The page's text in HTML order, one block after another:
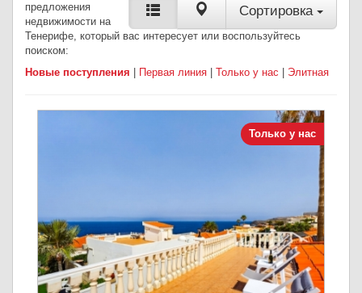
Сортировка
предложения
недвижимости на
Тенерифе, который вас интересует или воспользуйтесь
поиском:
Новые поступления
Первая линия Только у нас Элитная
Только у нас